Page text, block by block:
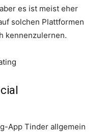
es ist meist eher
solchen Plattformen
kennenzulernen.
App Tinder allgemein